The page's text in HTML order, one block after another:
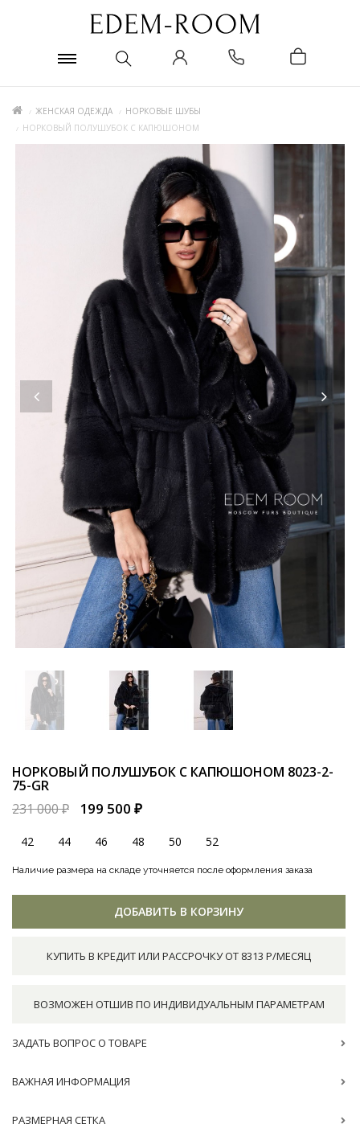
ЖЕНСКАЯ ОДЕЖДА
НОРКОВЫЕ ШУБЫ
НОРКОВЫЙ ПОЛУШУБОК С КАПЮШОНОМ
НОРКОВЫЙ ПОЛУШУБОК С КАПЮШОНОМ 8023-2-
75-GR
231 000 ₽
199 500 ₽
42 44 46 48 50 52
Наличие размера на складе уточняется после оформления заказа
ДОБАВИТЬ В КОРЗИНУ
КУПИТЬ В КРЕДИТ ИЛИ РАССРОЧКУ ОТ 8313 Р/МЕСЯЦ
ВОЗМОЖЕН ОТШИВ ПО ИНДИВИДУАЛЬНЫМ ПАРАМЕТРАМ
ЗАДАТЬ ВОПРОС О ТОВАРЕ
ВАЖНАЯ ИНФОРМАЦИЯ
РАЗМЕРНАЯ СЕТКА